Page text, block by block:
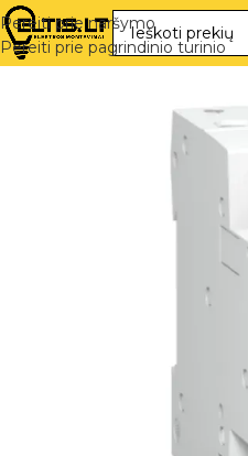
Pereiti prie naršymo
Pereiti prie pagrindinio turinio